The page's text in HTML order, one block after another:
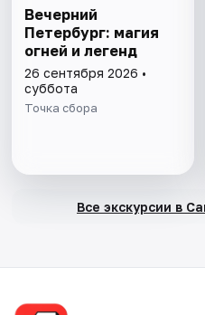
Вечерний
Петербург: магия
огней и легенд
26 сентября 2026 •
суббота
Точка сбора
Все экскурсии в